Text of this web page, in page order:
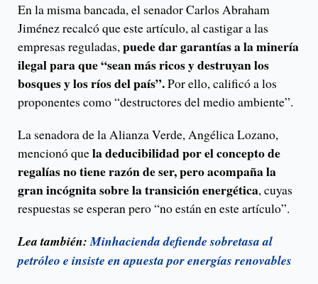
En la misma bancada, el senador Carlos Abraham
Jiménez recalcó que este artículo, al castigar a las
empresas reguladas,puede dar garantías a la minería
ilegal para que “sean más ricos y destruyan los
bosques y los ríos del país”.Por ello, calificó a los
proponentes como “destructores del medio ambiente”.
La senadora de la Alianza Verde, Angélica Lozano,
mencionó quela deducibilidad por el concepto de
regalías no tiene razón de ser, pero acompaña la
gran incógnita sobre la transición energética, cuyas
respuestas se esperan pero “no están en este artículo”.
Lea también:Minhacienda defiende sobretasa al
petróleo e insiste en apuesta por energías renovables